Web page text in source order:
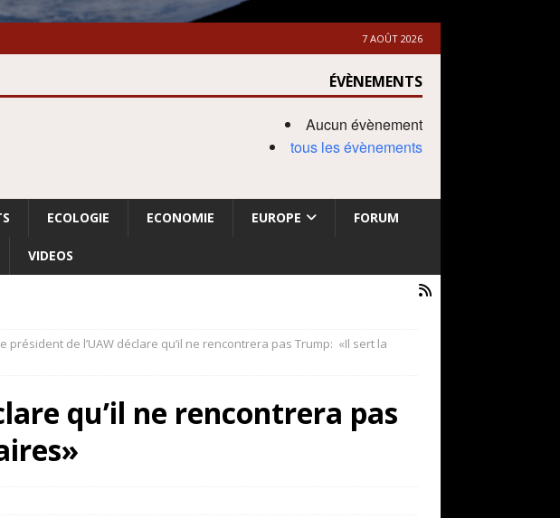
7 AOÛT 2026
ÉVÈNEMENTS
Aucun évènement
tous les évènements
ECOLOGIE ECONOMIE EUROPE FORUM
VIDEOS
et à Gaza
mauvais
militaire
président de l’UAW déclare qu’il ne rencontrera pas Trump: «Il sert la
qu’il ne rencontrera pas